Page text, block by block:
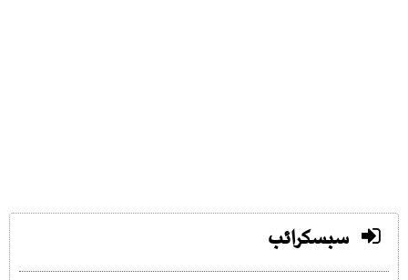
سبسکرائب